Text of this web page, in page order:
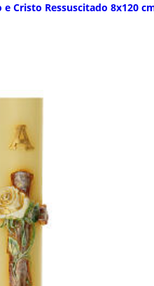
Cristo Ressuscitado 8x120